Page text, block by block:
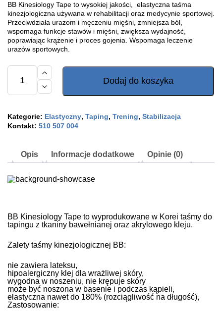
BB Kinesiology Tape to wysokiej jakości, elastyczna taśma
kinezjologiczna używana w rehabilitacji oraz medycynie sportowej.
Przeciwdziała urazom i męczeniu mięśni, zmniejsza ból,
wspomaga funkcje stawów i mięśni, zwiększa wydajność,
poprawiając krążenie i proces gojenia. Wspomaga leczenie
urazów sportowych.
ilość
Tape
5cm
-
czerwony
Dodaj do koszyka
Kategorie: Elastyczny, Taping, Trening, Stabilizacja
Kontakt: 510 507 004
Opis Informacje dodatkowe Opinie (0)
BB Kinesiology Tape to wyprodukowane w Korei taśmy do
tapingu z tkaniny bawełnianej oraz akrylowego kleju.
Zalety taśmy kinezjologicznej BB:
nie zawiera lateksu,
hipoalergiczny klej dla wrażliwej skóry,
wygodna w noszeniu, nie krępuje skóry
może być noszona w basenie i podczas kąpieli,
elastyczna nawet do 180% (rozciągliwość na długość),
Zastosowanie: